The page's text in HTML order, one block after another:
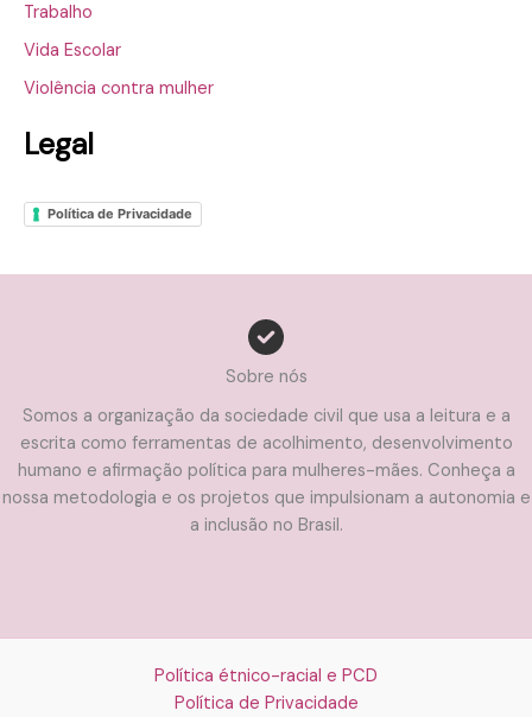
Trabalho
Vida Escolar
Violência contra mulher
Legal
Política de Privacidade
Sobre nós
Somos a organização da sociedade civil que usa a leitura e a
escrita como ferramentas de acolhimento, desenvolvimento
humano e afirmação política para mulheres-mães. Conheça a
nossa metodologia e os projetos que impulsionam a autonomia e
a inclusão no Brasil.
Política étnico-racial e PCD
Política de Privacidade